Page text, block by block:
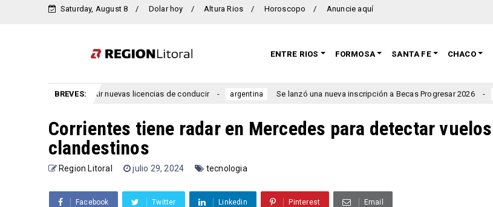
Saturday, August 8 Dolar hoy Altura Rios Horoscopo Anuncie aquí
ENTRE RIOS FORMOSA SANTA FE CHACO
BREVES:
emitir nuevas licencias de conducir argentina Se lanzó una nueva inscripción a Becas Progresar 2026 clima Rigen
Corrientes tiene radar en Mercedes para detectar vuelos
clandestinos
Region Litoral julio 29, 2024 tecnologia
Facebook Twitter Linkedin Pinterest Email